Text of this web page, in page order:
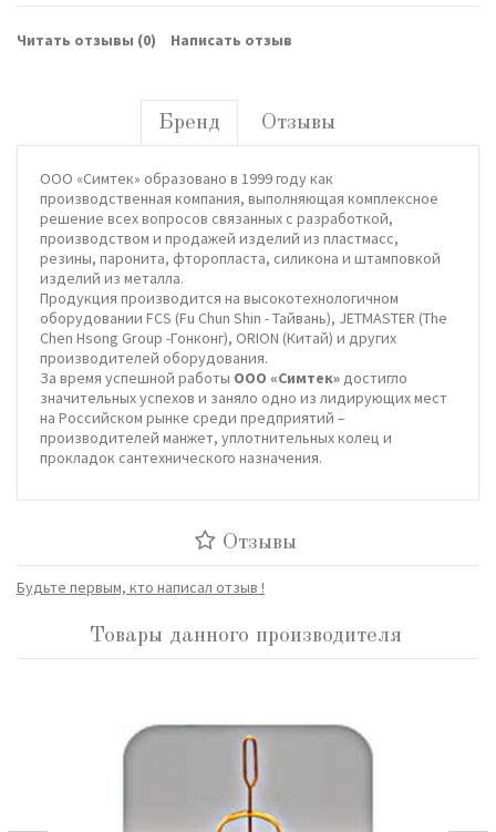
Читать отзывы (0) Написать отзыв
Бренд Отзывы
ООО «Симтек» образовано в 1999 году как
производственная компания, выполняющая комплексное
решение всех вопросов связанных с разработкой,
производством и продажей изделий из пластмасс,
резины, паронита, фторопласта, силикона и штамповкой
изделий из металла.
Продукция производится на высокотехнологичном
оборудовании FCS (Fu Chun Shin - Тайвань), JETMASTER (The
Chen Hsong Group -Гонконг), ORION (Китай) и других
производителей оборудования.
За время успешной работы ООО «Симтек»достигло
значительных успехов и заняло одно из лидирующих мест
на Российском рынке среди предприятий –
производителей манжет, уплотнительных колец и
прокладок сантехнического назначения.
Отзывы
Будьте первым, кто написал отзыв !
Товары данного производителя